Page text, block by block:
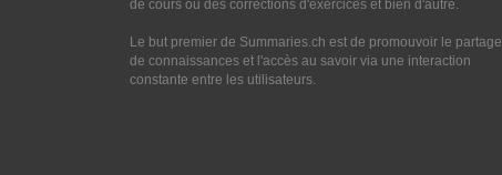
de cours ou des corrections d'exercices et bien d'autre.
Le but premier de Summaries.ch est de promouvoir le partage
de connaissances et l'accès au savoir via une interaction
constante entre les utilisateurs.